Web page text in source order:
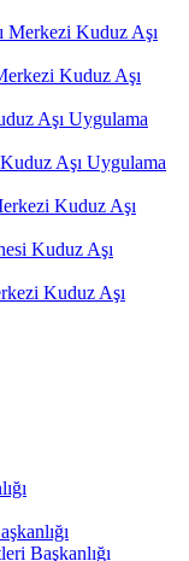
Merkezi Kuduz Aşı
Kuduz Aşı
Aşı Uygulama
Aşı Uygulama
Kuduz Aşı
Kuduz Aşı
Kuduz Aşı
Başkanlığı